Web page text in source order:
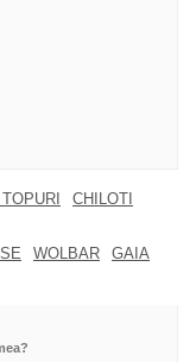
CHILOTI
WOLBAR
GAIA